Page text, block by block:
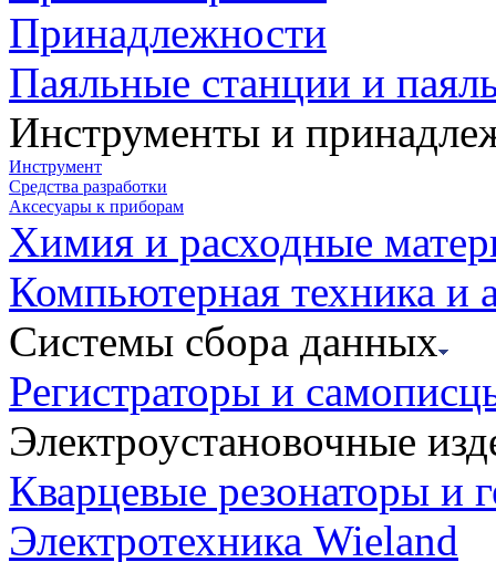
Принадлежности
Паяльные станции и
Инструменты и
Инструмент
Средства разработки
Аксесуары к приборам
Химия и расходные
Компьютерная техника и
Системы сбора данных
Регистраторы и
Электроустановочные
Кварцевые резонаторы и
Электротехника Wieland